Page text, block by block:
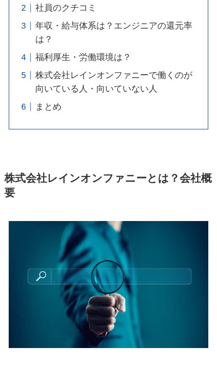
社員のクチコミ
年収・給与体系は？エンジニアの還元率
は？
福利厚生・労働環境は？
株式会社レインオンファニーで働くのが
向いている人・向いていない人
まとめ
株式会社レインオンファニーとは？会社概
要